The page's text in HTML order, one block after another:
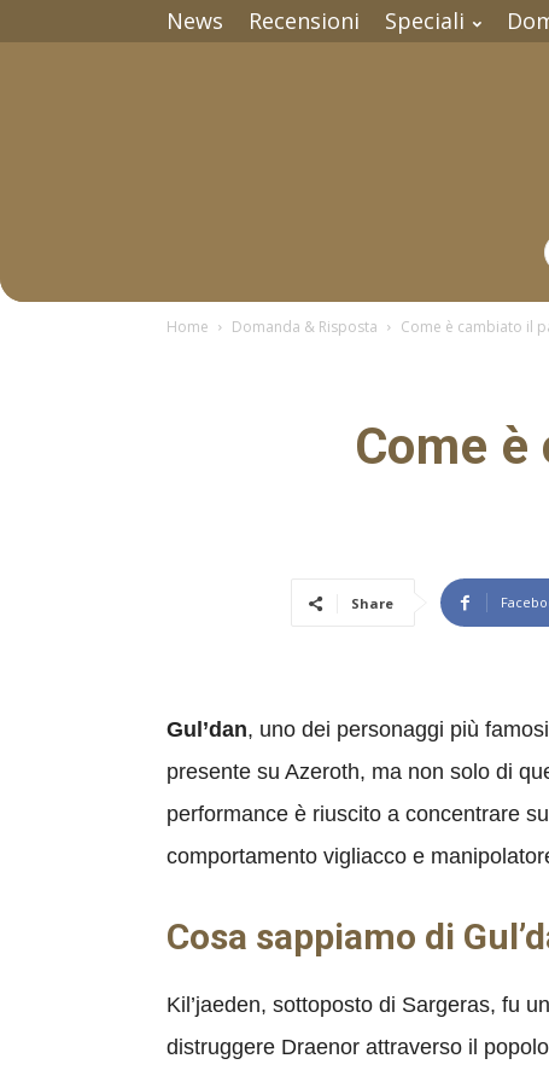
News Recensioni Speciali
Home Domanda & Risposta Come è cambiato il
Come è
Share
Gul’dan, uno dei personaggi più
presente su Azeroth, ma non solo di
performance è riuscito a concentrare
comportamento vigliacco e
Cosa sappiamo di
Kil’jaeden, sottoposto di Sargeras, fu
distruggere Draenor attraverso il